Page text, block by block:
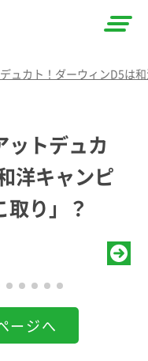
ュカト！ダーウィンD5は
ットデュカ
洋キャンピ
り」？
ージへ